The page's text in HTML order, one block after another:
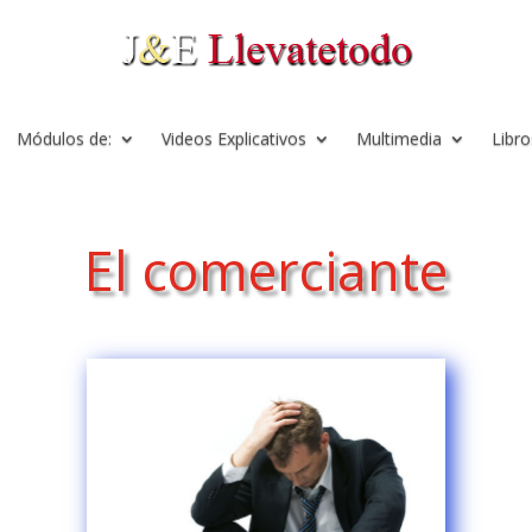
Módulos de: Videos Explicativos Multimedia
El comerciante